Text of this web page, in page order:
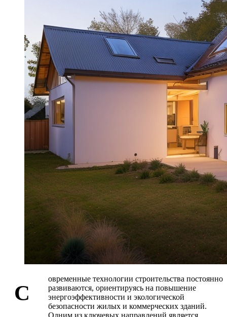
С
овременные технологии строительства постоянно
развиваются, ориентируясь на повышение
энергоэффективности и экологической
безопасности жилых и коммерческих зданий.
Одним из ключевых направлений является